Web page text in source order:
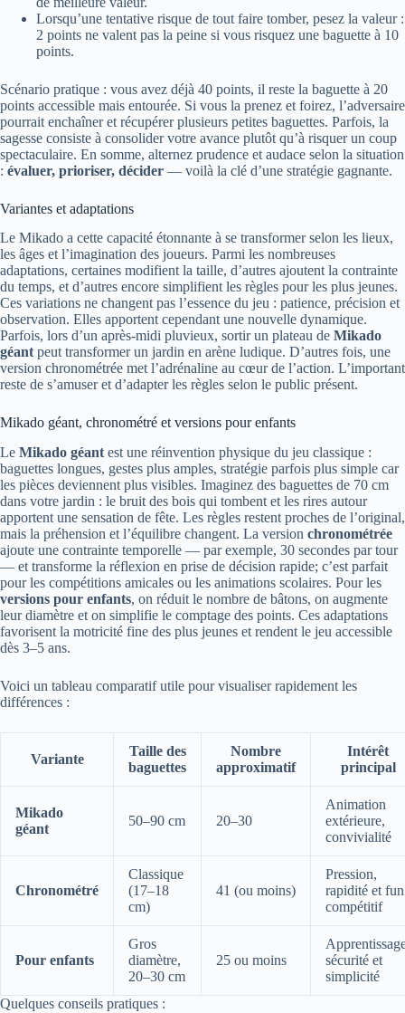
Lorsqu’une tentative risque de tout faire tomber, pesez la valeur :
2 points ne valent pas la peine si vous risquez une baguette à 10
points.
Scénario pratique : vous avez déjà 40 points, il reste la baguette à 20
points accessible mais entourée. Si vous la prenez et foirez, l’adversaire
pourrait enchaîner et récupérer plusieurs petites baguettes. Parfois, la
sagesse consiste à consolider votre avance plutôt qu’à risquer un coup
spectaculaire. En somme, alternez prudence et audace selon la situation
: évaluer, prioriser, décider — voilà la clé d’une stratégie gagnante.
Variantes et adaptations
Le Mikado a cette capacité étonnante à se transformer selon les lieux,
les âges et l’imagination des joueurs. Parmi les nombreuses
adaptations, certaines modifient la taille, d’autres ajoutent la contrainte
du temps, et d’autres encore simplifient les règles pour les plus jeunes.
Ces variations ne changent pas l’essence du jeu : patience, précision et
observation. Elles apportent cependant une nouvelle dynamique.
Parfois, lors d’un après-midi pluvieux, sortir un plateau de Mikado
géant peut transformer un jardin en arène ludique. D’autres fois, une
version chronométrée met l’adrénaline au cœur de l’action. L’important
reste de s’amuser et d’adapter les règles selon le public présent.
Mikado géant, chronométré et versions pour enfants
Le Mikado géant est une réinvention physique du jeu classique :
baguettes longues, gestes plus amples, stratégie parfois plus simple car
les pièces deviennent plus visibles. Imaginez des baguettes de 70 cm
dans votre jardin : le bruit des bois qui tombent et les rires autour
apportent une sensation de fête. Les règles restent proches de l’original,
mais la préhension et l’équilibre changent. La version chronométrée
ajoute une contrainte temporelle — par exemple, 30 secondes par tour
— et transforme la réflexion en prise de décision rapide; c’est parfait
pour les compétitions amicales ou les animations scolaires. Pour les
versions pour enfants, on réduit le nombre de bâtons, on augmente
leur diamètre et on simplifie le comptage des points. Ces adaptations
favorisent la motricité fine des plus jeunes et rendent le jeu accessible
dès 3–5 ans.
Voici un tableau comparatif utile pour visualiser rapidement les
différences :
Variante
Taille des
baguettes
Nombre
approximatif
Intérêt
principal
Mikado
géant
50–90 cm 20–30
Animation
extérieure,
convivialité
Chronométré
Classique
(17–18
cm)
41 (ou moins)
Pression,
rapidité et fun
compétitif
Pour enfants
Gros
diamètre,
20–30 cm
25 ou moins
sécurité et
simplicité
Quelques conseils pratiques :